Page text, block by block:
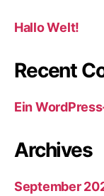
Hallo Welt!
Recent
Ein
Archives
September